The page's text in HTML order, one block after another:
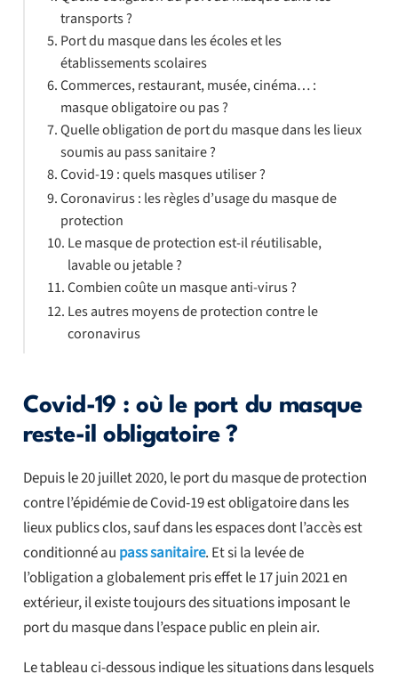
Covid-19 : où le port du masque
reste-il obligatoire ?
Depuis le 20 juillet 2020, le port du masque de protection
contre l’épidémie de Covid-19 est obligatoire dans les
lieux publics clos, sauf dans les espaces dont l’accès est
conditionné au pass sanitaire. Et si la levée de
l’obligation a globalement pris effet le 17 juin 2021 en
extérieur, il existe toujours des situations imposant le
port du masque dans l’espace public en plein air.
Le tableau ci-dessous indique les situations dans lesquels
transports ?
Port du masque dans les écoles et les
établissements scolaires
Commerces, restaurant, musée, cinéma… :
masque obligatoire ou pas ?
Quelle obligation de port du masque dans les lieux
soumis au pass sanitaire ?
Covid-19 : quels masques utiliser ?
Coronavirus : les règles d’usage du masque de
protection
Le masque de protection est-il réutilisable,
lavable ou jetable ?
Combien coûte un masque anti-virus ?
Les autres moyens de protection contre le
coronavirus